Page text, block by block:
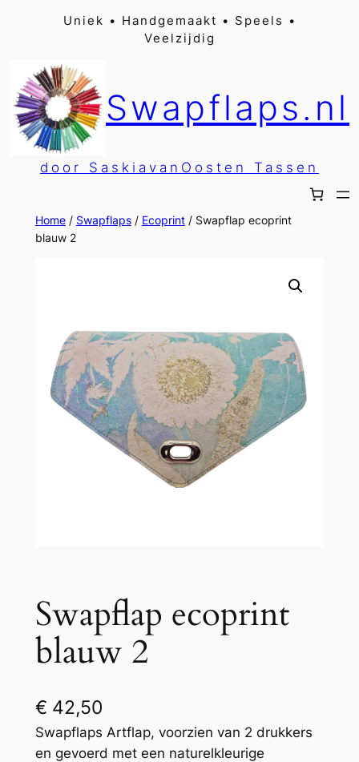
inhoud
Uniek • Handgemaakt • Speels •
Veelzijdig
Swapflaps.nl
door SaskiavanOosten Tassen
Home/ Swapflaps/ Ecoprint/ Swapflap ecoprint
blauw 2
Swapflap ecoprint
blauw 2
€ 42,50
Swapflaps Artflap, voorzien van 2 drukkers
en gevoerd met een naturelkleurige